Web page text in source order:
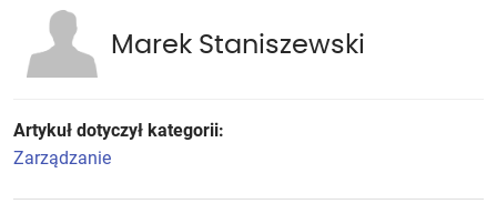
Marek Staniszewski
Artykuł dotyczył kategorii:
Zarządzanie